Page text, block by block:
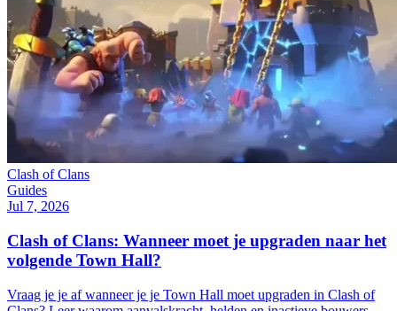
Clash of Clans
Guides
Jul 7, 2026
Clash of Clans: Wanneer moet je upgraden naar het
volgende Town Hall?
Vraag je je af wanneer je je Town Hall moet upgraden in Clash of